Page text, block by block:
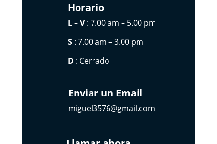
Horario
L – V: 7.00 am – 5.00 pm
S: 7.00 am – 3.00 pm
D : Cerrado
Enviar un Email
miguel3576@gmail.com